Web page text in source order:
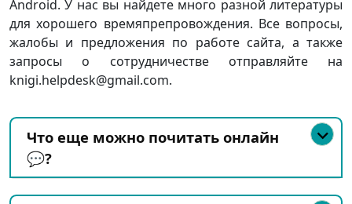
Android. У нас вы найдете много разной литературы
для хорошего времяпрепровождения. Все вопросы,
жалобы и предложения по работе сайта, а также
запросы о сотрудничестве отправляйте на
knigi.helpdesk@gmail.com.
Что еще можно почитать онлайн
💬?